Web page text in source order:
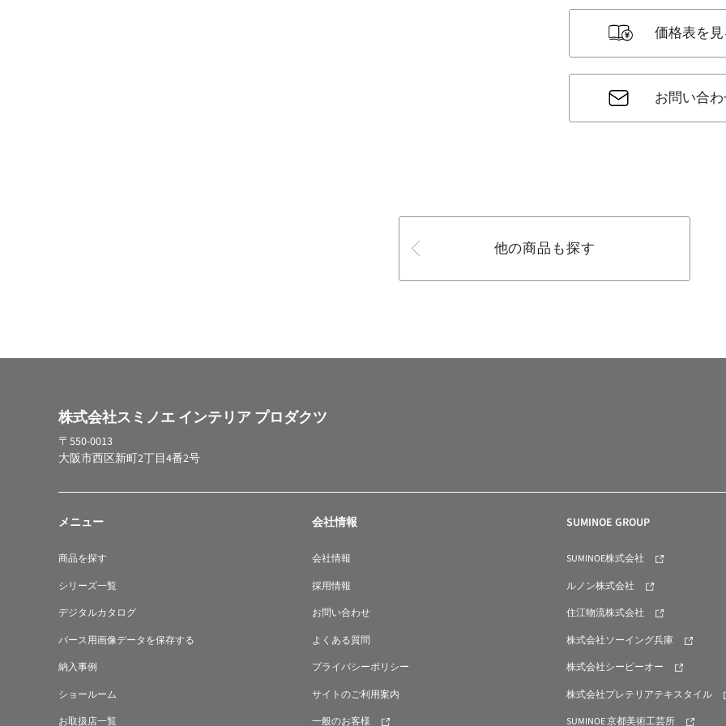
価格表を
お問い合
他の商品も探す
株式会社スミノエ インテリア プロダクツ
〒550-0013
大阪市西区新町2丁目4番2号
メニュー
商品を探す
シリーズ一覧
デジタルカタログ
パース用画像データを保存する
納入事例
ショールーム
お取扱店一覧
会社情報
会社情報
採用情報
お問い合わせ
よくある質問
プライバシーポリシー
サイトのご利用案内
一般のお客様
SUMINOE GROUP
SUMINOE株式会社
ルノン株式会社
住江物流株式会社
株式会社ソーイング兵庫
株式会社シーピーオー
株式会社プレテリアテキスタイル
SUMINOE 京都美術工芸所